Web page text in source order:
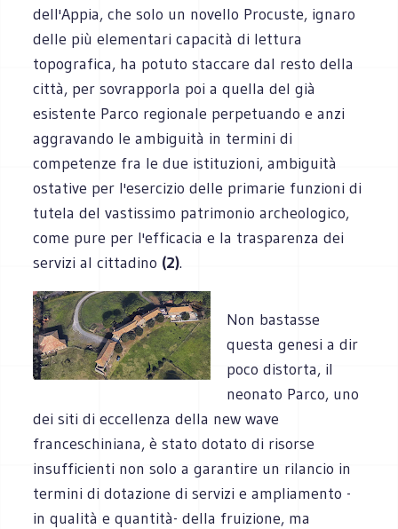
dell'Appia, che solo un novello Procuste, ignaro
delle più elementari capacità di lettura
topografica, ha potuto staccare dal resto della
città, per sovrapporla poi a quella del già
esistente Parco regionale perpetuando e anzi
aggravando le ambiguità in termini di
competenze fra le due istituzioni, ambiguità
ostative per l'esercizio delle primarie funzioni di
tutela del vastissimo patrimonio archeologico,
come pure per l'efficacia e la trasparenza dei
servizi al cittadino (2).
Non bastasse
questa genesi a dir
poco distorta, il
neonato Parco, uno
dei siti di eccellenza della new wave
franceschiniana, è stato dotato di risorse
insufficienti non solo a garantire un rilancio in
termini di dotazione di servizi e ampliamento -
in qualità e quantità- della fruizione, ma